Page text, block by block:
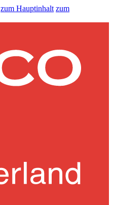
zum Hauptinhalt zum